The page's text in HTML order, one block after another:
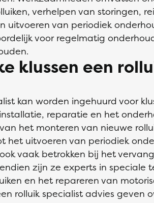
verhelpen van storingen,
uitvoeren van periodiek
voor regelmatig
klussen een
kan worden ingehuurd voor
reparatie en het
het monteren van nieuwe
het uitvoeren van periodiek
vaak betrokken bij het
zijn ze experts in speciale
en het repareren van
rolluik specialist advies geven